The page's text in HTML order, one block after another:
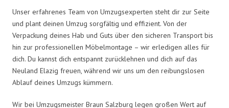
Unser erfahrenes Team von Umzugsexperten steht dir zur Seite
und plant deinen Umzug sorgfältig und effizient. Von der
Verpackung deines Hab und Guts über den sicheren Transport bis
hin zur professionellen Möbelmontage – wir erledigen alles für
dich. Du kannst dich entspannt zurücklehnen und dich auf das
Neuland Elazig freuen, während wir uns um den reibungslosen
Ablauf deines Umzugs kümmern.
Wir bei Umzugsmeister Braun Salzburg legen großen Wert auf